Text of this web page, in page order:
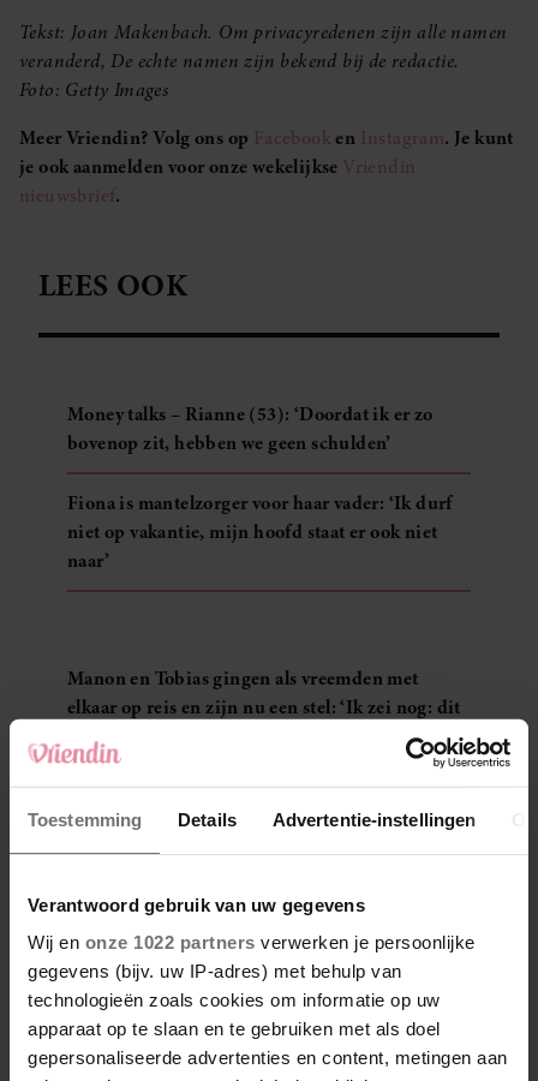
Toestemming Details Advertentie-instellingen
Verantwoord gebruik van uw gegevens
Wij en onze 1022 partners verwerken je persoonlijke
gegevens (bijv. uw IP-adres) met behulp van
technologieën zoals cookies om informatie op uw
apparaat op te slaan en te gebruiken met als doel
gepersonaliseerde advertenties en content, metingen aan
Tekst: Joan Makenbach. Om privacyredenen zijn alle namen
veranderd, De echte namen zijn bekend bij de redactie.​​​​​​
Foto: Getty Images
Meer Vriendin? Volg ons op Facebooken Instagram. Je kunt
je ook aanmelden voor onze wekelijkse Vriendin
nieuwsbrief.
LEES OOK
Money talks – Rianne (53): ‘Doordat ik er zo
bovenop zit, hebben we geen schulden’
Fiona is mantelzorger voor haar vader: ‘Ik durf
niet op vakantie, mijn hoofd staat er ook niet
naar’
Manon en Tobias gingen als vreemden met
elkaar op reis en zijn nu een stel: ‘Ik zei nog: dit
wordt niets!’
Elles: ‘Voor mijn familie bestaat mijn vriendin
niet’
LEES MEER PERSOONLIJKE VERHALEN
PERSOONLIJKE VERHALEN